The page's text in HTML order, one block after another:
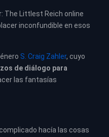
The Littlest Reich online
inconfundible en esos
S. Craig Zahler, cuyo
de diálogo para
las fantasías
hacía las cosas